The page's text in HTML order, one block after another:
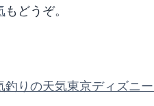
もどうぞ。
釣りの天気東京ディズニ